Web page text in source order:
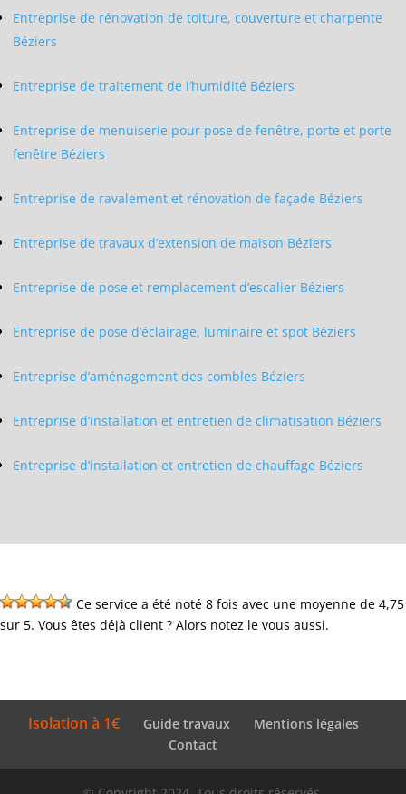
Entreprise de rénovation de toiture, couverture et charpente
Béziers
Entreprise de traitement de l’humidité Béziers
Entreprise de menuiserie pour pose de fenêtre, porte et porte
fenêtre Béziers
Entreprise de ravalement et rénovation de façade Béziers
Entreprise de travaux d’extension de maison Béziers
Entreprise de pose et remplacement d’escalier Béziers
Entreprise de pose d’éclairage, luminaire et spot Béziers
Entreprise d’aménagement des combles Béziers
Entreprise d’installation et entretien de climatisation Béziers
Entreprise d’installation et entretien de chauffage Béziers
Ce service a été noté 8 fois avec une moyenne de 4,75
sur 5. Vous êtes déjà client ? Alors notez le vous aussi.
Isolation à 1€ Guide travaux
Mentions légales
Contact